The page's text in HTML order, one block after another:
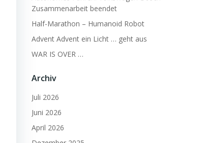
Zusammenarbeit beendet
Half-Marathon – Humanoid Robot
Advent Advent ein Licht … geht aus
WAR IS OVER …
Archiv
Juli 2026
Juni 2026
April 2026